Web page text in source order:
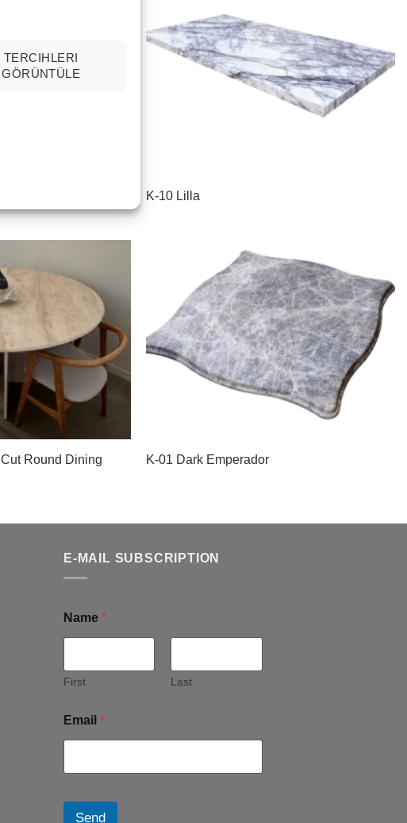
TERCIHLERI
GÖRÜNTÜLE
K-10 Lilla
Round Dining
K-01 Dark Emperador
E-MAIL SUBSCRIPTION
Name *
First Last
Email *
Send